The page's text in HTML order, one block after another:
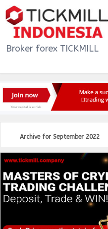
Broker forex TICKMILL
informasi, promosi,
bonus dan strategi
trader forex TICKMILL di
Indonesia
Archive for September 2022